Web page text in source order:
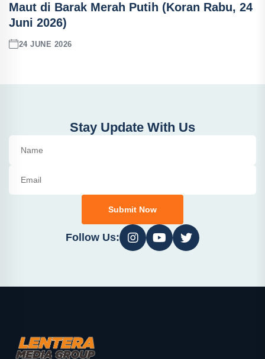
Maut di Barak Merah Putih (Koran Rabu, 24
Juni 2026)
24 JUNE 2026
Stay Update With Us
Submit Now
Follow Us: